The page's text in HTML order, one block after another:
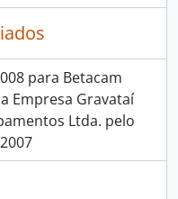
para Betacam
Empresa Gravataí
Ltda. pelo